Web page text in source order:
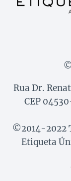
Rua Dr.
CEP
©2014-2022
Etiqueta